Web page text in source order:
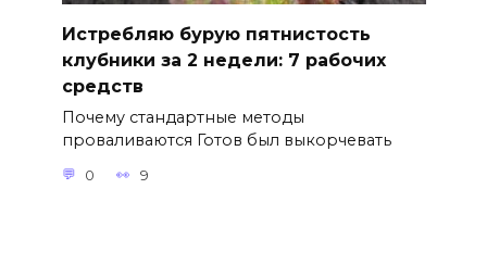
Истребляю бурую пятнистость
клубники за 2 недели: 7 рабочих
средств
Почему стандартные методы
проваливаются Готов был выкорчевать
0 9